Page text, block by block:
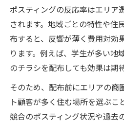
ポスティングの反応率はエリア
されます。地域ごとの特性や住
布すると、反響が薄く費用対効
ります。例えば、学生が多い地
のチラシを配布しても効果は期
そのため、配布前にエリアの商
ト顧客が多く住む場所を選ぶこ
競合のポスティング状況や過去